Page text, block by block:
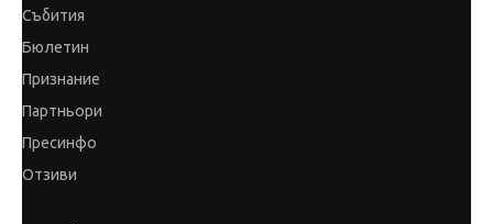
Събития
Бюлетин
Признание
Партньори
Пресинфо
Отзиви